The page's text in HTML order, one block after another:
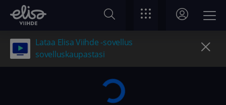
Lataa Elisa Viihde -sovellus
sovelluskaupastasi